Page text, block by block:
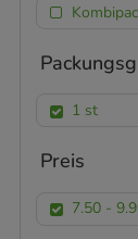
1 st
Preis
7.50 -